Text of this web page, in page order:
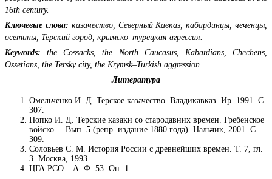
16th century.
Ключевые слова: казачество, Северный Кавказ, кабардинцы, чеченцы,
осетины, Терский город, крымско–турецкая агрессия.
Keywords: the Cossacks, the North Caucasus, Kabardians, Chechens,
Ossetians, the Tersky city, the Krymsk–Turkish aggression.
Литература
Омельченко И. Д. Терское казачество. Владикавказ. Ир. 1991. С.
307.
Попко И. Д. Терские казаки со стародавних времен. Гребенское
войско. – Вып. 5 (репр. издание 1880 года). Нальчик, 2001. С.
309.
Соловьев С. М. История России с древнейших времен. Т. 7, гл.
3. Москва, 1993.
ЦГА РСО – А. Ф. 53. Оп. 1.